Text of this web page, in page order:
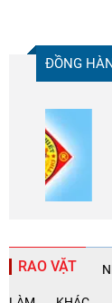
ĐỒNG
RAO VẶT